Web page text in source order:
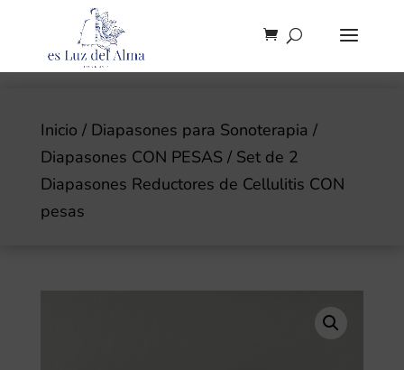
Inicio / Diapasones para Sonoterapia /
Diapasones CON PESAS / Set de 2
Diapasones Reductores de Cellulitis CON
pesas